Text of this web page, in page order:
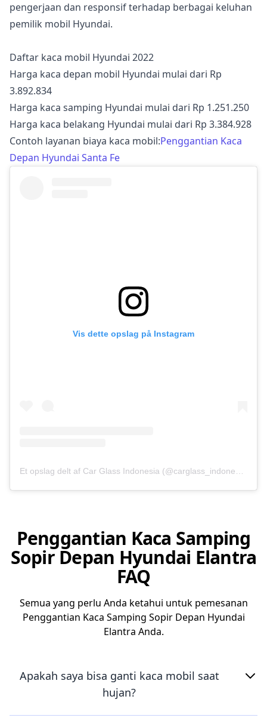
pengerjaan dan responsif terhadap berbagai keluhan
pemilik mobil Hyundai.
Daftar kaca mobil Hyundai 2022
Harga kaca depan mobil Hyundai mulai dari Rp
3.892.834
Harga kaca samping Hyundai mulai dari Rp 1.251.250
Harga kaca belakang Hyundai mulai dari Rp 3.384.928
Contoh layanan biaya kaca mobil:Penggantian Kaca
Depan Hyundai Santa Fe
Vis dette opslag på Instagram
Penggantian Kaca Samping
Sopir Depan Hyundai Elantra
FAQ
Semua yang perlu Anda ketahui untuk pemesanan
Penggantian Kaca Samping Sopir Depan Hyundai
Elantra Anda.
Apakah saya bisa ganti kaca mobil saat
hujan?